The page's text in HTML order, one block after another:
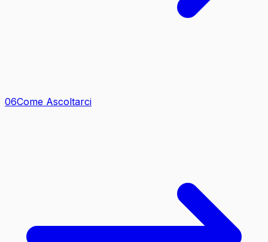
06Come Ascoltarci